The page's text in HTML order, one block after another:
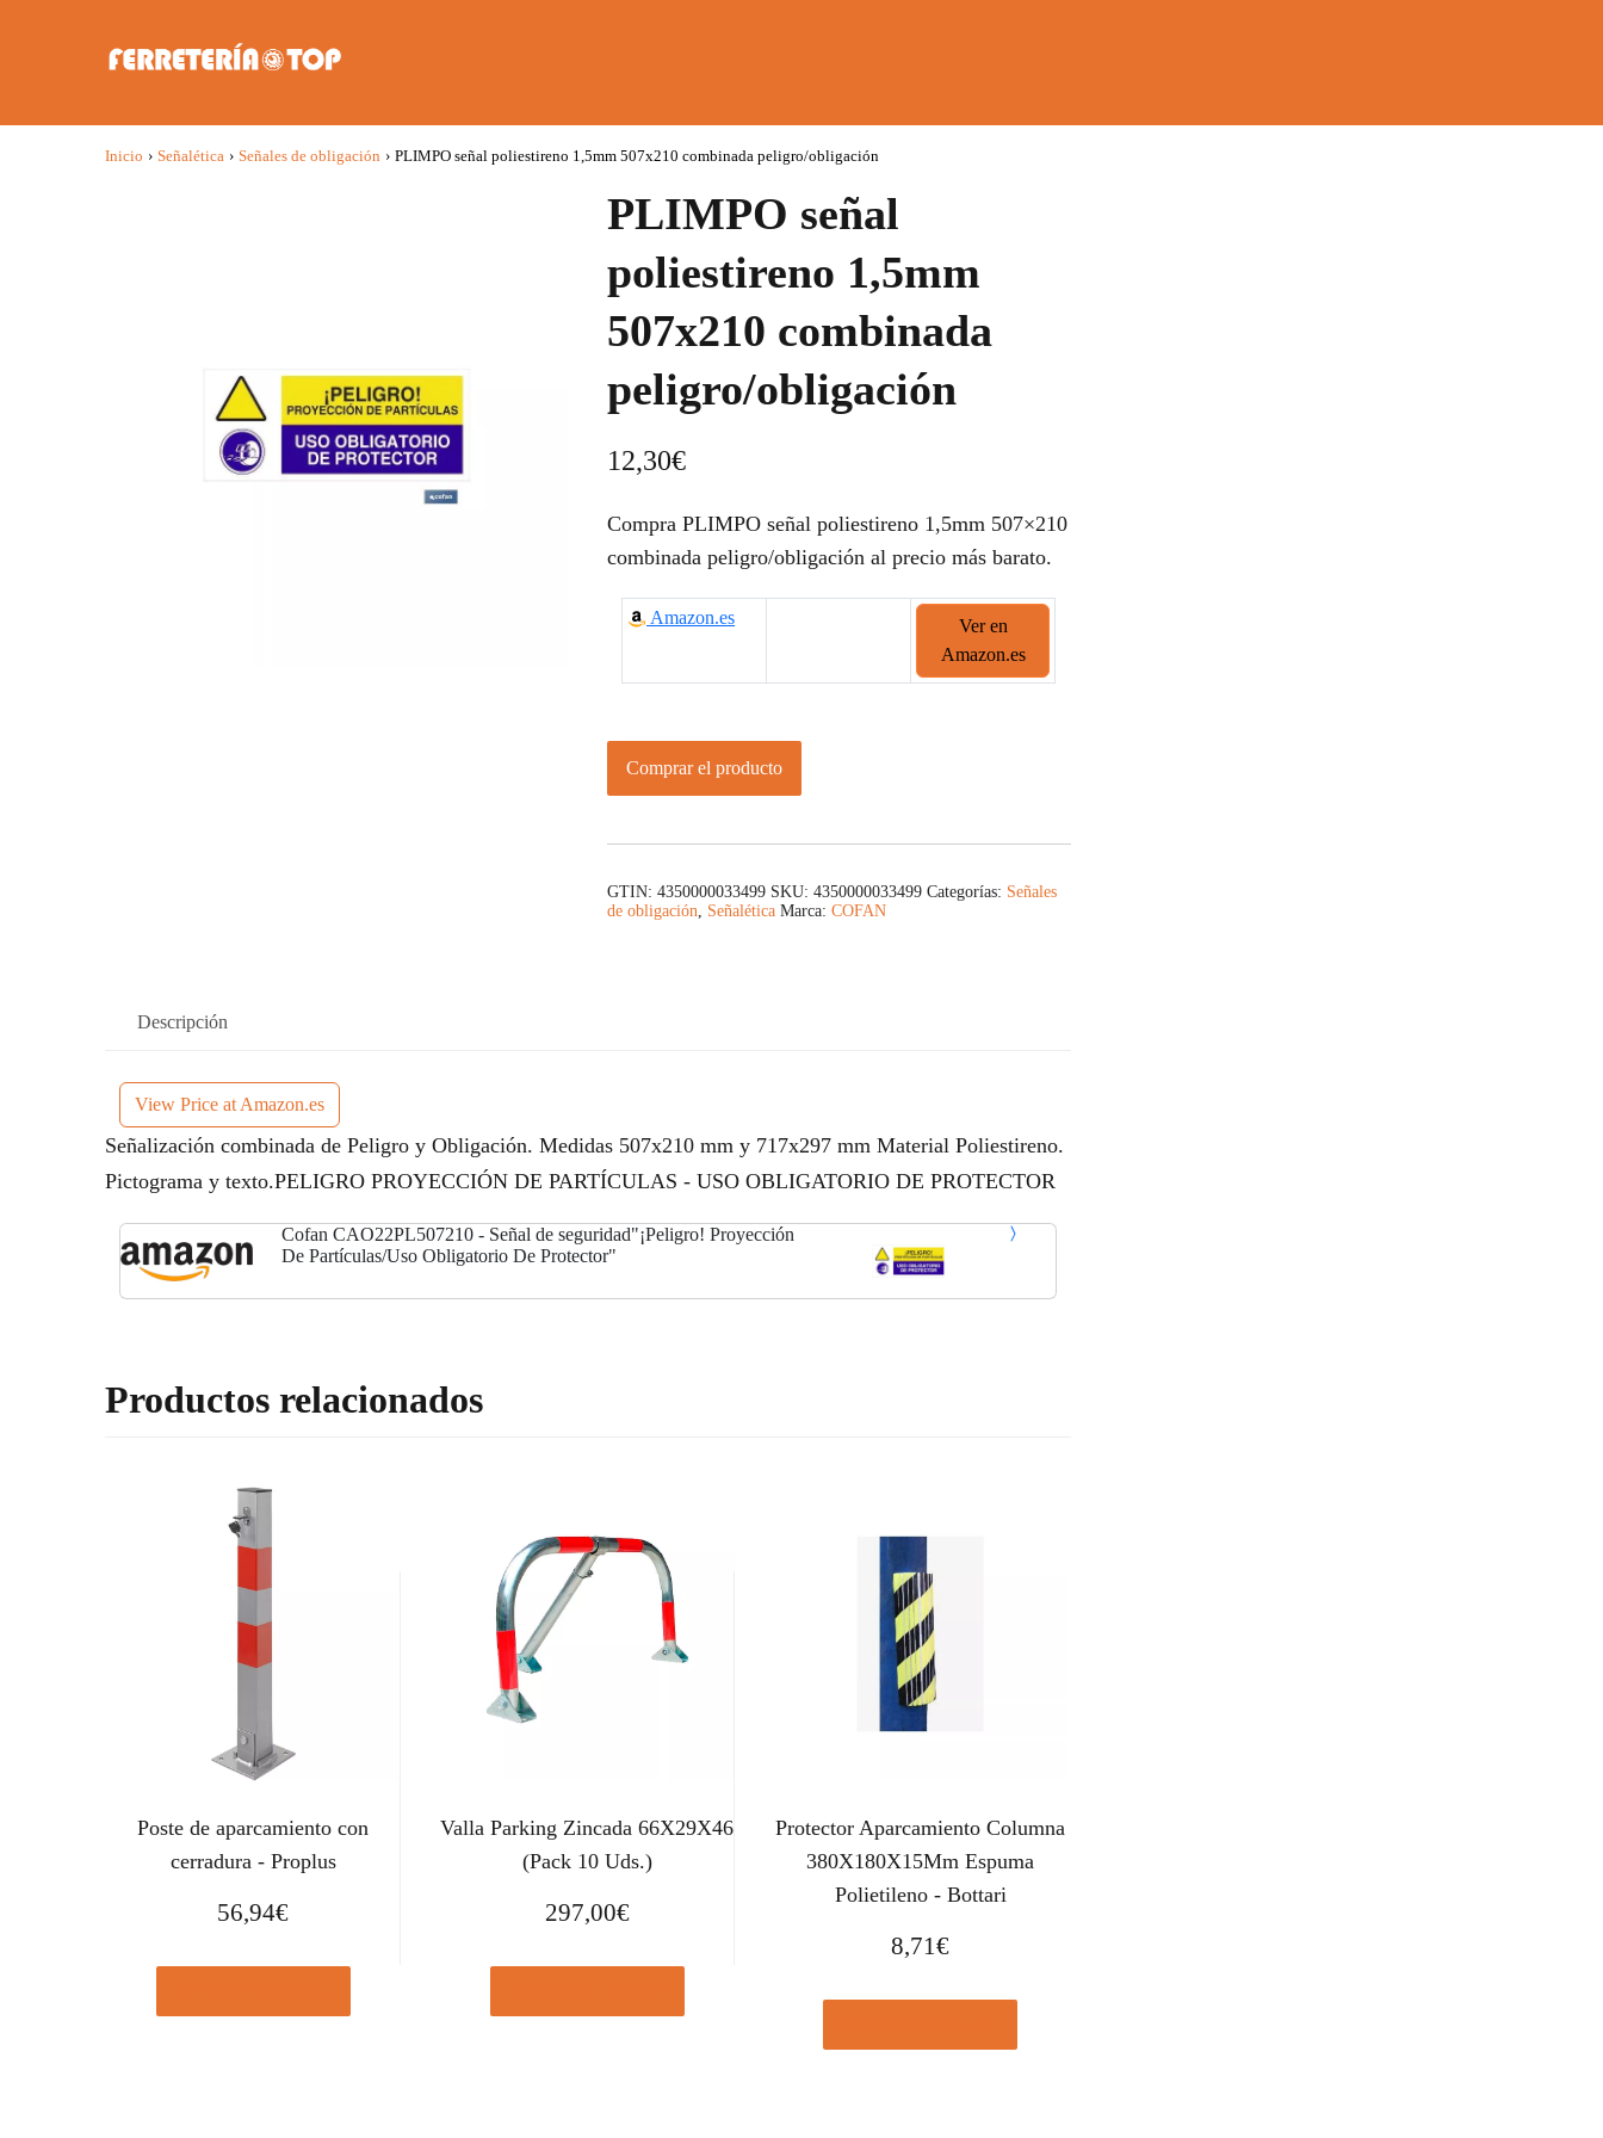
Inicio › Señalética › Señales de obligación › PLIMPO señal poliestireno 1,5mm 507x210 combinada peligro/obligación
PLIMPO señal
poliestireno 1,5mm
507x210 combinada
peligro/obligación
12,30€
Compra PLIMPO señal poliestireno 1,5mm 507×210
combinada peligro/obligación al precio más barato.
Amazon.es
Ver en
Amazon.es
Comprar el producto
GTIN: 4350000033499 SKU: 4350000033499 Categorías: Señales
de obligación, Señalética Marca: COFAN
Descripción
View Price at Amazon.es
Señalización combinada de Peligro y Obligación. Medidas 507x210 mm y 717x297 mm Material Poliestireno.
Pictograma y texto.PELIGRO PROYECCIÓN DE PARTÍCULAS - USO OBLIGATORIO DE PROTECTOR
Cofan CAO22PL507210 - Señal de seguridad"¡Peligro! Proyección
De Partículas/Uso Obligatorio De Protector"
Productos relacionados
Poste de aparcamiento con
cerradura - Proplus
56,94€
Valla Parking Zincada 66X29X46
(Pack 10 Uds.)
297,00€
Protector Aparcamiento Columna
380X180X15Mm Espuma
Polietileno - Bottari
8,71€